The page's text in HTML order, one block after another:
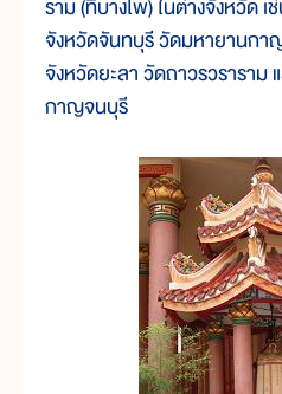
ราม (ที่บางโพ) ในต่างจังหวัด
จังหวัดจันทบุรี วัดมหายานกา
จังหวัดยะลา วัดถาวรวราราม
กาญจนบุรี